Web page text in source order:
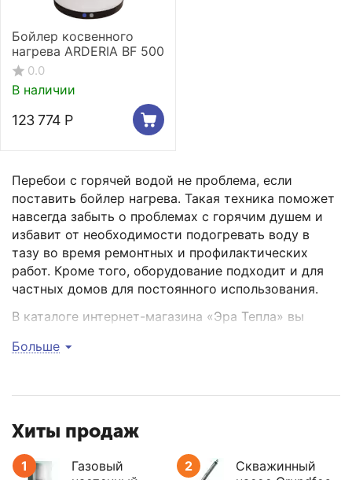
Перебои с горячей водой не проблема, если
поставить бойлер нагрева. Такая техника поможет
навсегда забыть о проблемах с горячим душем и
избавит от необходимости подогревать воду в
тазу во время ремонтных и профилактических
работ. Кроме того, оборудование подходит и для
частных домов для постоянного использования.
В каталоге интернет-магазина «Эра Тепла» вы
от ведущих иностранных и отечественных брендов.
Купить бойлеры Arderia
Больше
Бойлер косвенного
нагрева ARDERIA BF 500
0.0
В наличии
123 774 Р
Хиты продаж
1
Газовый
2
Скважинный